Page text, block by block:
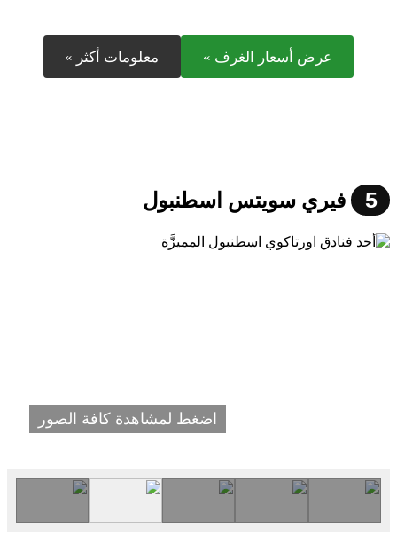
عرض أسعار الغرف » معلومات أكثر »
5 فيري سويتس اسطنبول
اضغط لمشاهدة كافة الصور